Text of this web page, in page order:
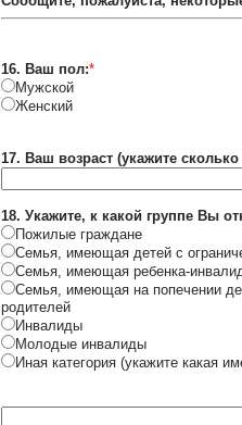
16. Ваш пол:*
Мужской
Женский
17. Ваш возраст (укажите
18. Укажите, к какой группе Вы
Пожилые граждане
Семья, имеющая детей с
Семья, имеющая ребенка-
Семья, имеющая на попечении
родителей
Инвалиды
Молодые инвалиды
Иная категория (укажите какая